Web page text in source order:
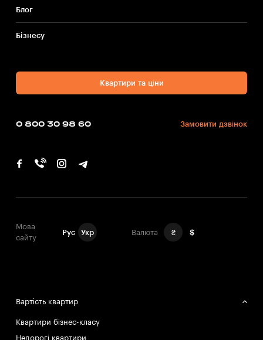
Блог
Бiзнесу
Квартири та ціни
0 800 30 98 60 Замовити дзвінок
Мова
сайту
Рус Укр Валюта ₴ $
Вартість квартир
Квартири бізнес-класу
Недорогі квартири